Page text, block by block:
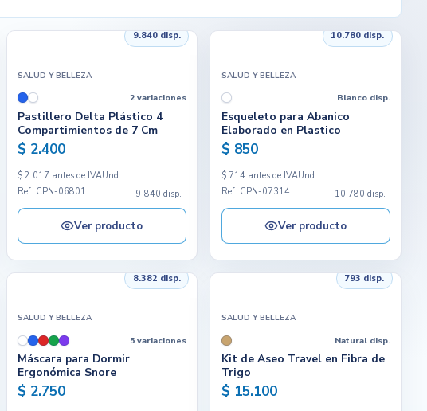
9.840 disp.
SALUD Y BELLEZA
2 variaciones
Pastillero Delta Plástico 4
Compartimientos de 7 Cm
$ 2.400
$ 2.017 antes de IVAUnd.
Ref. CPN-06801
9.840 disp.
Ver producto
10.780 disp.
SALUD Y BELLEZA
Blanco disp.
Esqueleto para Abanico
Elaborado en Plastico
$ 850
$ 714 antes de IVAUnd.
Ref. CPN-07314
10.780 disp.
Ver producto
8.382 disp.
SALUD Y BELLEZA
5 variaciones
Máscara para Dormir
Ergonómica Snore
$ 2.750
793 disp.
SALUD Y BELLEZA
Natural disp.
Kit de Aseo Travel en Fibra de
Trigo
$ 15.100